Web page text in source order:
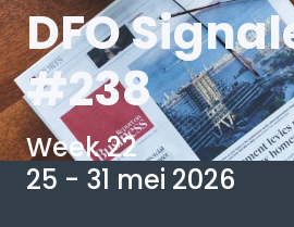
DFO
#238
Week 22
25 - 31 mei 2026